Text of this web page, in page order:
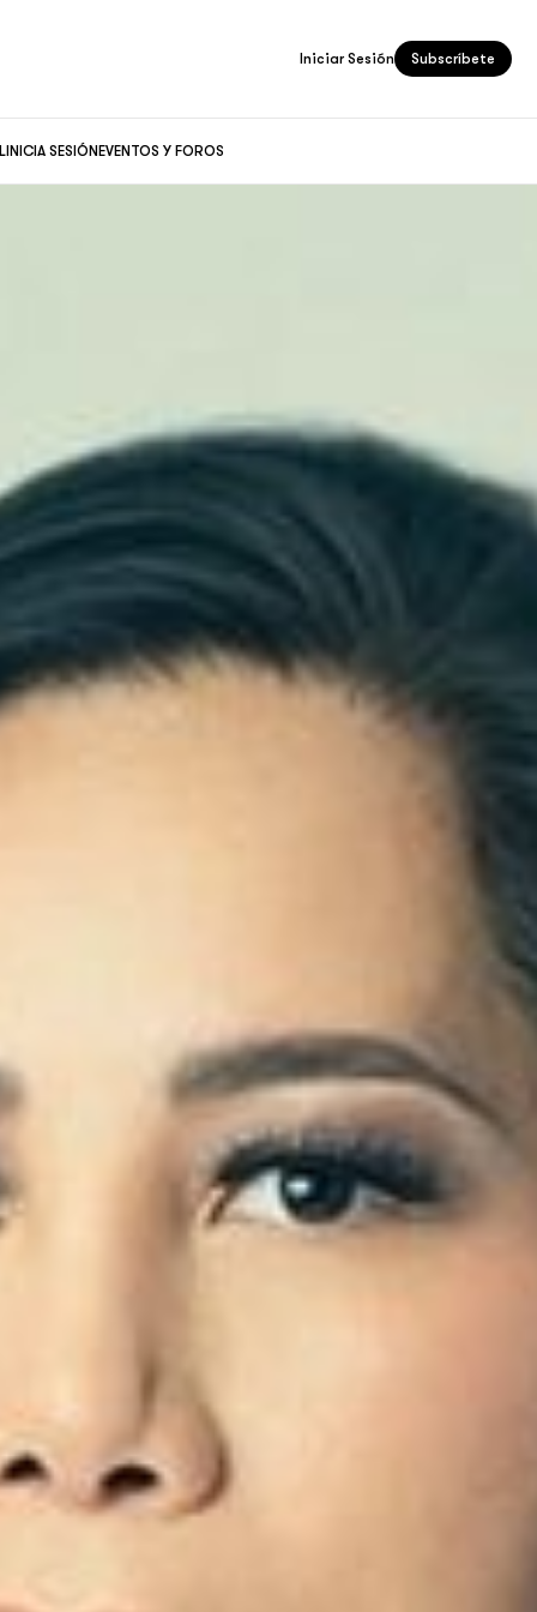
INICIA SESIÓNEVENTOS Y FOROS
Iniciar Sesión Subscríbete